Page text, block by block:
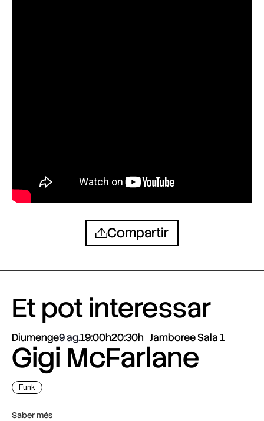
Compartir
Et pot interessar
Diumenge9 ag.19:00h20:30h Jamboree Sala 1
Gigi McFarlane
Funk
Saber més